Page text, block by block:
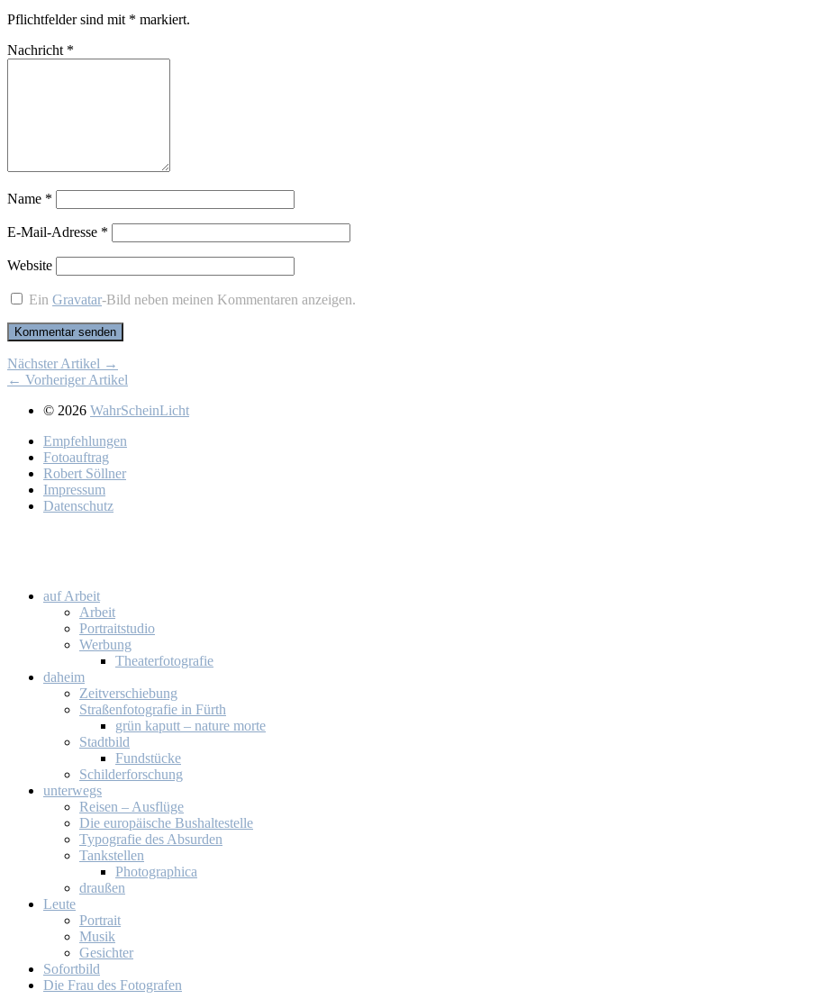
Pflichtfelder sind mit * markiert.
Nachricht *
Name *
E-Mail-Adresse *
Website
EinGravatar-Bild neben meinen Kommentaren anzeigen.
Nächster Artikel →
← Vorheriger Artikel
© 2026 WahrScheinLicht
Emp­feh­lun­gen
Fo­to­auf­trag
Ro­bert Söll­ner
Im­pres­sum
Da­ten­schutz
auf Ar­beit
Ar­beit
Por­trait­stu­dio
Wer­bung
Thea­ter­fo­to­gra­fie
da­heim
Zeit­ver­schie­bung
Stra­ßen­fo­to­gra­fie in Fürth
grün ka­putt – na­tu­re mor­te
Stadt­bild
Fund­stü­cke
Schil­der­for­schung
un­ter­wegs
Rei­sen – Aus­flü­ge
Die eu­ro­päi­sche Bus­hal­te­stel­le
Ty­po­gra­fie des Ab­sur­den
Tank­stel­len
Pho­to­gra­phi­ca
drau­ßen
Leu­te
Por­trait
Mu­sik
Ge­sich­ter
So­fort­bild
Die Frau des Fo­to­gra­fen